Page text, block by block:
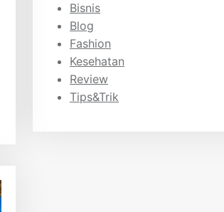
Bisnis
Blog
Fashion
Kesehatan
Review
Tips&Trik